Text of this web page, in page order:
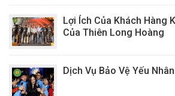
Lợi Ích Của Khách Hàng
Của Thiên Long Hoàng
Dịch Vụ Bảo Vệ Yếu